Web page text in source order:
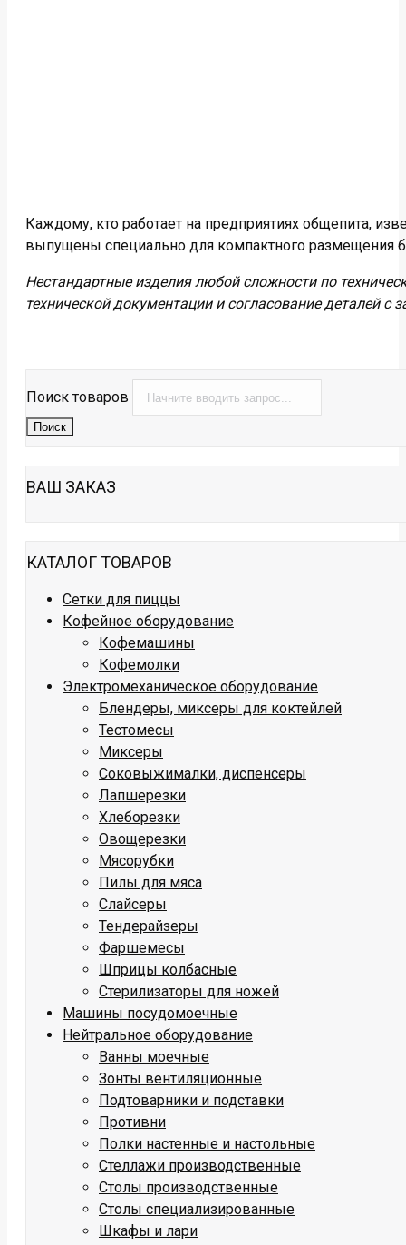
Каждому, кто работает на предприятиях общепита,
выпущены специально для компактного размещения
Нестандартные изделия любой сложности по
технической документации и согласование деталей с
Поиск товаров
Поиск
ВАШ ЗАКАЗ
КАТАЛОГ ТОВАРОВ
Сетки для пиццы
Кофейное оборудование
Кофемашины
Кофемолки
Электромеханическое оборудование
Блендеры, миксеры для коктейлей
Тестомесы
Миксеры
Соковыжималки, диспенсеры
Лапшерезки
Хлеборезки
Овощерезки
Мясорубки
Пилы для мяса
Слайсеры
Тендерайзеры
Фаршемесы
Шприцы колбасные
Стерилизаторы для ножей
Машины посудомоечные
Нейтральное оборудование
Ванны моечные
Зонты вентиляционные
Подтоварники и подставки
Противни
Полки настенные и настольные
Стеллажи производственные
Столы производственные
Столы специализированные
Шкафы и лари